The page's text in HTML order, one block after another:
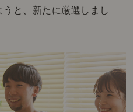
と、新たに厳選しまし